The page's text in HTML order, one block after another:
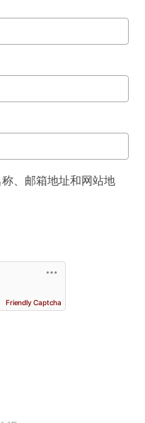
、邮箱地址和网站地
Friendly Captcha